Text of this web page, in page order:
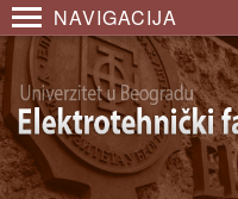
NAVIGACIJA